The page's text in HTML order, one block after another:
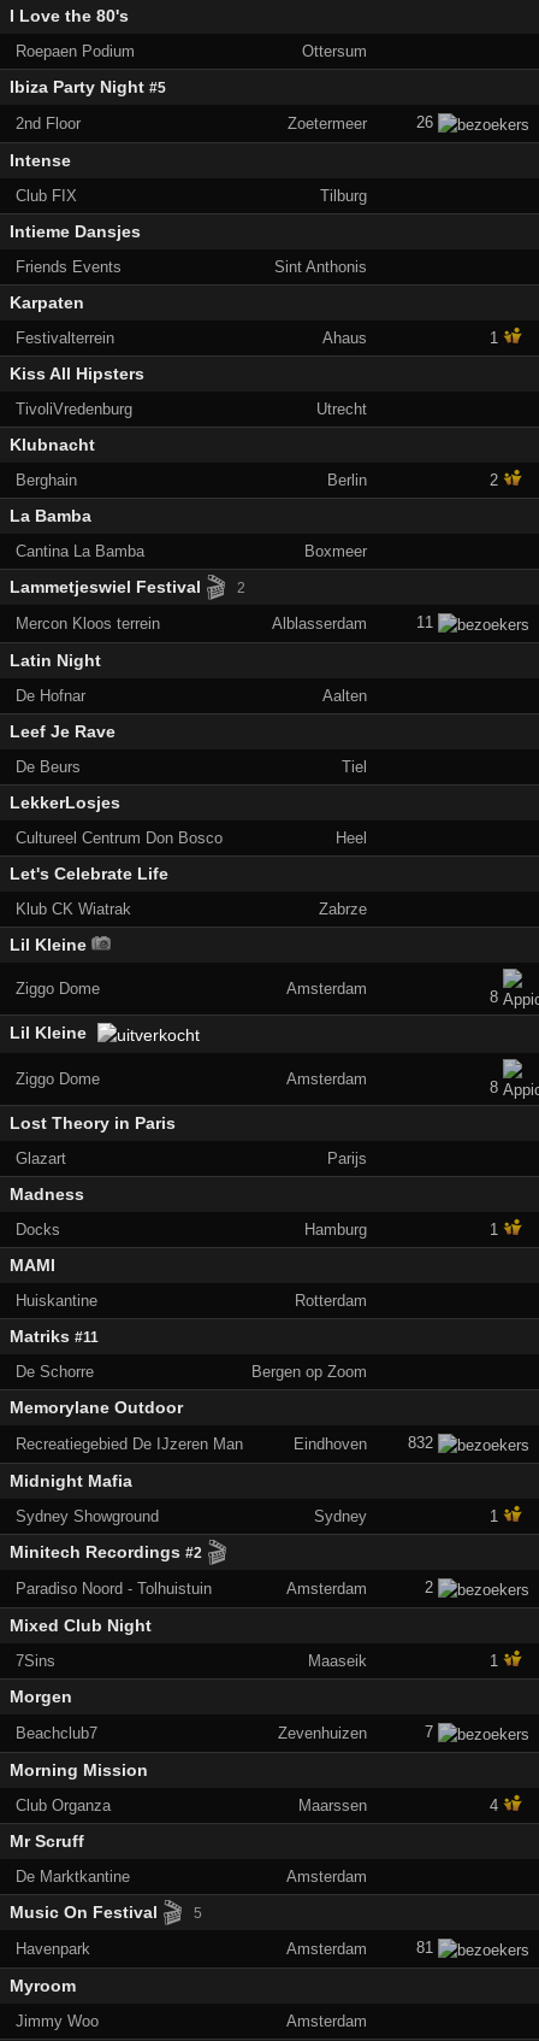
I Love the 80's
Roepaen Podium Ottersum
Ibiza Party Night#5
2nd Floor Zoetermeer 26
Intense
Club FIX Tilburg
Intieme Dansjes
Friends Events Sint Anthonis
Karpaten
Festivalterrein Ahaus 1
Kiss All Hipsters
TivoliVredenburg Utrecht
Klubnacht
Berghain Berlin 2
La Bamba
Cantina La Bamba Boxmeer
Lammetjeswiel Festival 🎬 2
Mercon Kloos terrein Alblasserdam 11
Latin Night
De Hofnar Aalten
Leef Je Rave
De Beurs Tiel
LekkerLosjes
Cultureel Centrum Don Bosco Heel
Let's Celebrate Life
Klub CK Wiatrak Zabrze
Lil Kleine
Ziggo Dome Amsterdam 8
Lil Kleine
Ziggo Dome Amsterdam 8
Lost Theory in Paris
Glazart Parijs
Madness
Docks Hamburg 1
MAMI
Huiskantine Rotterdam
Matriks#11
De Schorre Bergen op Zoom
Memorylane Outdoor
Recreatiegebied De IJzeren Man Eindhoven 832
Midnight Mafia
Sydney Showground Sydney 1
Minitech Recordings#2 🎬
Paradiso Noord - Tolhuistuin Amsterdam 2
Mixed Club Night
7Sins Maaseik 1
Morgen
Beachclub7 Zevenhuizen 7
Morning Mission
Club Organza Maarssen 4
Mr Scruff
De Marktkantine Amsterdam
Music On Festival 🎬 5
Havenpark Amsterdam 81
Myroom
Jimmy Woo Amsterdam